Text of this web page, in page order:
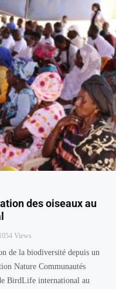
des oiseaux au
Views
de la biodiversité depuis un
Nature Communautés
BirdLife international au